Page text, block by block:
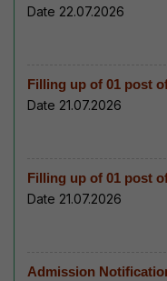
Date 22.07.2026
Filling up of 01 post
Date 21.07.2026
Filling up of 01 post
Date 21.07.2026
Admission